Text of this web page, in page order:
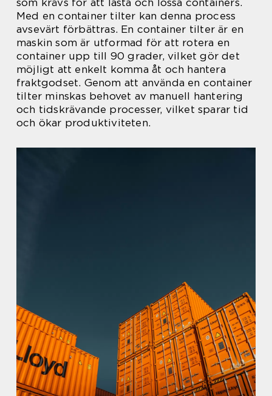
som krävs för att lasta och lossa containers.
Med en container tilter kan denna process
avsevärt förbättras. En container tilter är en
maskin som är utformad för att rotera en
container upp till 90 grader, vilket gör det
möjligt att enkelt komma åt och hantera
fraktgodset. Genom att använda en container
tilter minskas behovet av manuell hantering
och tidskrävande processer, vilket sparar tid
och ökar produktiviteten.